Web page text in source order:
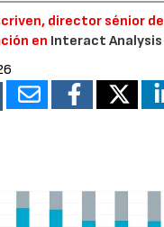
director sénior de
en Interact Analysis